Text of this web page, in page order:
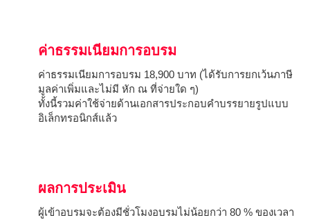
ค่าธรรมเนียมการอบรม
ค่าธรรมเนียมการอบรม 18,900 บาท (ได้รับการยกเว้นภาษี
มูลค่าเพิ่มและไม่มี หัก ณ ที่จ่ายใด ๆ)
ทั้งนี้รวมค่าใช้จ่ายด้านเอกสารประกอบคำบรรยายรูปแบบ
อิเล็กทรอนิกส์แล้ว
ผลการประเมิน
ผู้เข้าอบรมจะต้องมีชั่วโมงอบรมไม่น้อยกว่า 80 % ของเวลา